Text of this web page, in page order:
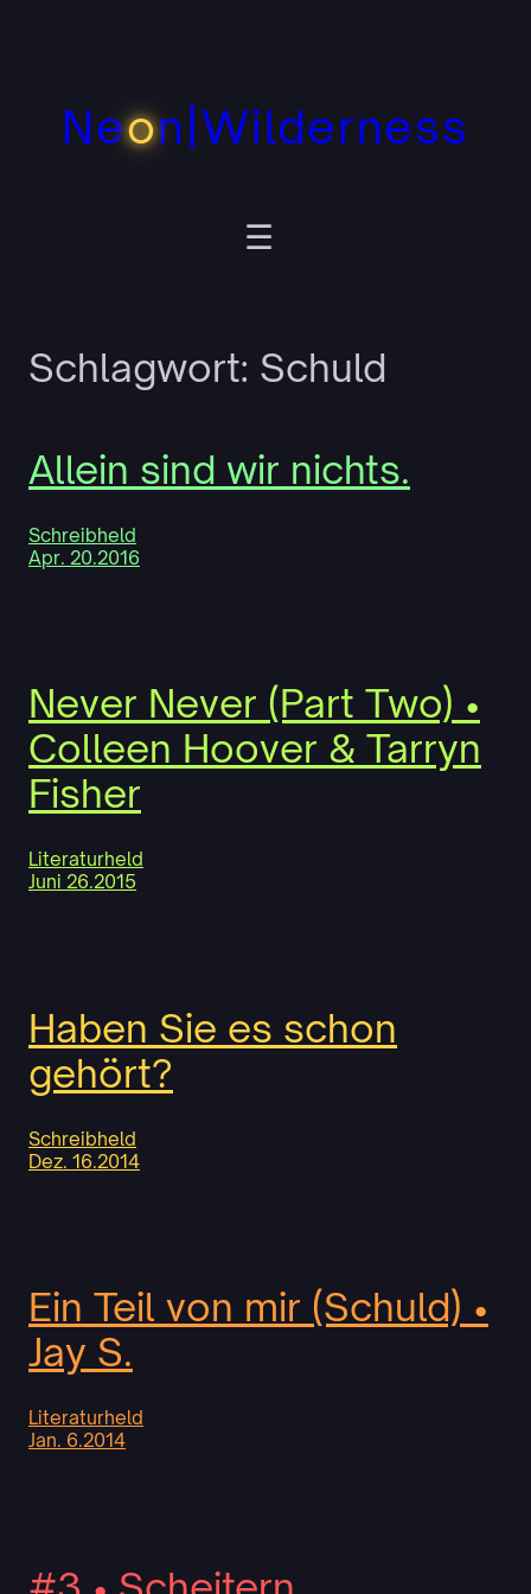
Neon|Wilderness
Schlagwort: Schuld
Allein sind wir nichts.
Schreibheld
Apr. 20.2016
Never Never (Part Two) •
Colleen Hoover & Tarryn
Fisher
Literaturheld
Juni 26.2015
Haben Sie es schon
gehört?
Schreibheld
Dez. 16.2014
Ein Teil von mir (Schuld) •
Jay S.
Literaturheld
Jan. 6.2014